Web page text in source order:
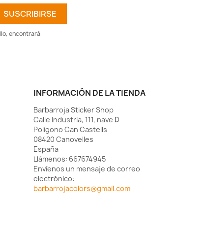
encontrará
INFORMACIÓN DE LA TIENDA
Barbarroja Sticker Shop
Calle Industria, 111, nave D
Polígono Can Castells
08420 Canovelles
España
Llámenos: 667674945
Envíenos un mensaje de correo
electrónico:
barbarrojacolors@gmail.com